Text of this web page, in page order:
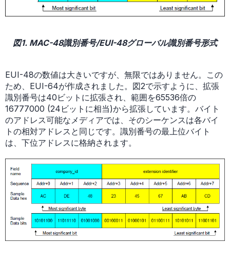
図1. MAC-48識別番号/EUI-48グローバル識別番号形式
EUI-48の数値は大きいですが、無限ではありません。この
ため、EUI-64が作成されました。図2で示すように、拡張
識別番号は40ビットに拡張され、範囲を65536倍の
16777000 (24ビットに相当)から拡張しています。バイト
のアドレス可能なメディアでは、そのシーケンスは各バイ
トの相対アドレスと同じです。識別番号の最上位バイト
は、下位アドレスに格納されます。